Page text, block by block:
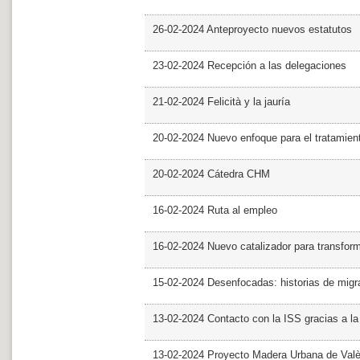
26-02-2024 Anteproyecto nuevos estatutos
23-02-2024 Recepción a las delegaciones
21-02-2024 Felicità y la jauría
20-02-2024 Nuevo enfoque para el
20-02-2024 Cátedra CHM
16-02-2024 Ruta al empleo
16-02-2024 Nuevo catalizador para
15-02-2024 Desenfocadas: historias de
13-02-2024 Contacto con la ISS gracias a
13-02-2024 Proyecto Madera Urbana de